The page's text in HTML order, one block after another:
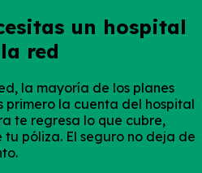
un hospital
red
la mayoría de los planes
primero la cuenta del hospital
te regresa lo que cubre,
póliza. El seguro no deja de